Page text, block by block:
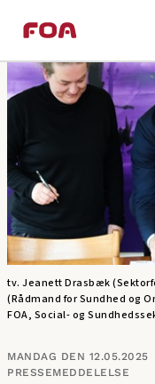
til
hovedindhold
til
hovedmenu
menu
Pressemeddelelser
tv. Jeanett Drasbæk
(Rådmand for Sundhed og
FOA, Social- og
MANDAG DEN 12.05.2025
PRESSEMEDDELELSE